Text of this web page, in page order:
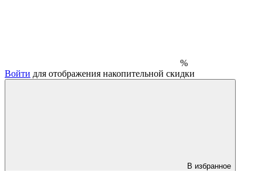
%
Войти для отображения накопительной скидки
В избранное